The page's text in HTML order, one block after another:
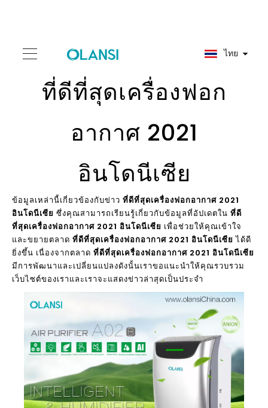
ไทย
ที่ดีที่สุดเครื่องฟอก
อากาศ 2021
อินโดนีเซีย
ข้อมูลเหล่านี้เกี่ยวข้องกับข่าว ที่ดีที่สุดเครื่องฟอกอากาศ 2021
อินโดนีเซีย ซึ่งคุณสามารถเรียนรู้เกี่ยวกับข้อมูลที่อัปเดตใน ที่ดี
ที่สุดเครื่องฟอกอากาศ 2021 อินโดนีเซีย เพื่อช่วยให้คุณเข้าใจ
และขยายตลาด ที่ดีที่สุดเครื่องฟอกอากาศ 2021 อินโดนีเซีย ได้ดี
ยิ่งขึ้น เนื่องจากตลาด ที่ดีที่สุดเครื่องฟอกอากาศ 2021 อินโดนีเซีย
มีการพัฒนาและเปลี่ยนแปลงดังนั้นเราขอแนะนำให้คุณรวบรวม
เว็บไซต์ของเราและเราจะแสดงข่าวล่าสุดเป็นประจำ